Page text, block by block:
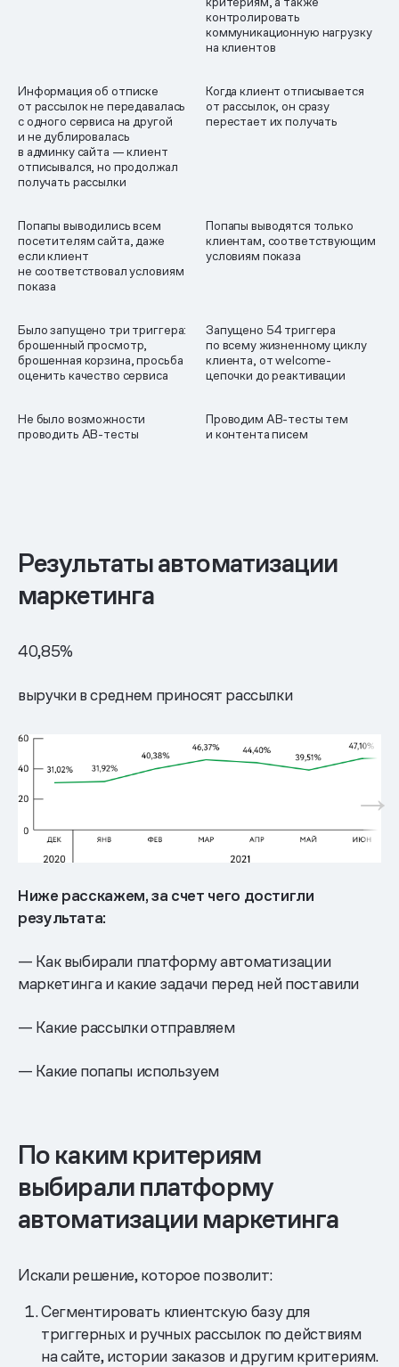
контролировать
коммуникационную нагрузку
на клиентов
Информация об отписке
от рассылок не передавалась
с одного сервиса на другой
и не дублировалась
в админку сайта — клиент
отписывался, но продолжал
получать рассылки
Когда клиент отписывается
от рассылок, он сразу
перестает их получать
Попапы выводились всем
посетителям сайта, даже
если клиент
не соответствовал условиям
показа
Попапы выводятся только
клиентам, соответствующим
условиям показа
Было запущено три триггера:
брошенный просмотр,
брошенная корзина, просьба
оценить качество сервиса
Запущено 54 триггера
по всему жизненному циклу
клиента, от welcome-
цепочки до реактивации
Не было возможности
проводить AB-тесты
Проводим AB-тесты тем
и контента писем
Результаты автоматизации
маркетинга
40,85%
выручки в среднем приносят рассылки
Ниже расскажем, за счет чего достигли
результата:
— Как выбирали платформу автоматизации
маркетинга и какие задачи перед ней поставили
— Какие рассылки отправляем
— Какие попапы используем
По каким критериям
выбирали платформу
автоматизации маркетинга
Искали решение, которое позволит:
Сегментировать клиентскую базу для
триггерных и ручных рассылок по действиям
на сайте, истории заказов и другим критериям.